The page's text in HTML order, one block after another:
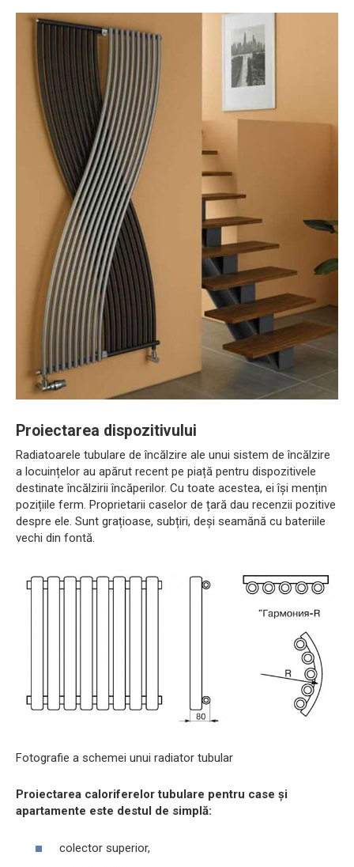
Proiectarea dispozitivului
Radiatoarele tubulare de încălzire ale unui sistem de încălzire
a locuințelor au apărut recent pe piață pentru dispozitivele
destinate încălzirii încăperilor. Cu toate acestea, ei își mențin
pozițiile ferm. Proprietarii caselor de țară dau recenzii pozitive
despre ele. Sunt grațioase, subțiri, deși seamănă cu bateriile
vechi din fontă.
Fotografie a schemei unui radiator tubular
Proiectarea caloriferelor tubulare pentru case și
apartamente este destul de simplă:
colector superior,